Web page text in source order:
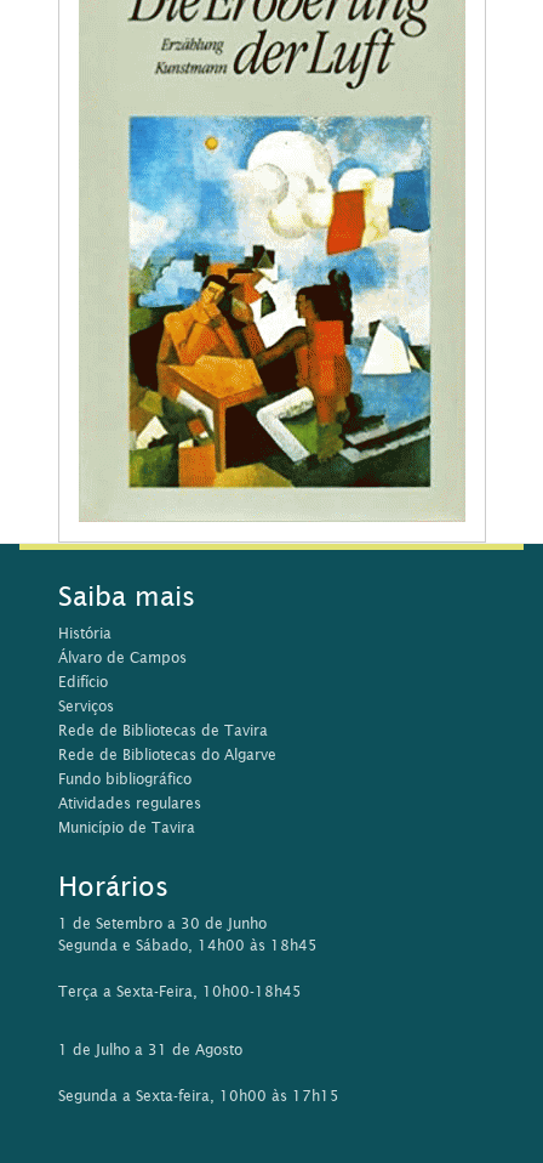
Saiba mais
História
Álvaro de Campos
Edifício
Serviços
Rede de Bibliotecas de Tavira
Rede de Bibliotecas do Algarve
Fundo bibliográfico
Atividades regulares
Município de Tavira
Horários
1 de Setembro a 30 de Junho
Segunda e Sábado, 14h00 às 18h45
Terça a Sexta-Feira, 10h00-18h45
1 de Julho a 31 de Agosto
Segunda a Sexta-feira, 10h00 às 17h15